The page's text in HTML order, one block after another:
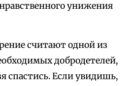
унижения
считают одной из
добродетелей,
спастись. Если увидишь,